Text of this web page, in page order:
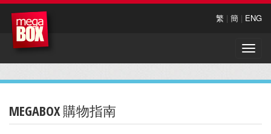
繁 | 簡 | ENG
Toggle
MEGABOX 購物指南